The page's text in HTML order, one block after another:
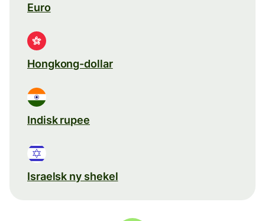
Euro
Hongkong-dollar
Indisk rupee
Israelsk ny shekel